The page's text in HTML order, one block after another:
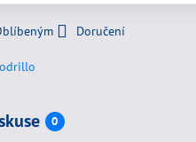
Doručení
0